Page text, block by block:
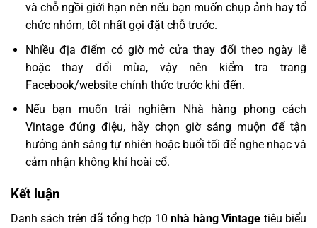
và chỗ ngồi giới hạn nên nếu bạn muốn chụp ảnh hay tổ
chức nhóm, tốt nhất gọi đặt chỗ trước.
Nhiều địa điểm có giờ mở cửa thay đổi theo ngày lễ
hoặc thay đổi mùa, vậy nên kiểm tra trang
Facebook/website chính thức trước khi đến.
Nếu bạn muốn trải nghiệm Nhà hàng phong cách
Vintage đúng điệu, hãy chọn giờ sáng muộn để tận
hưởng ánh sáng tự nhiên hoặc buổi tối để nghe nhạc và
cảm nhận không khí hoài cổ.
Kết luận
Danh sách trên đã tổng hợp 10nhà hàng Vintage tiêu biểu